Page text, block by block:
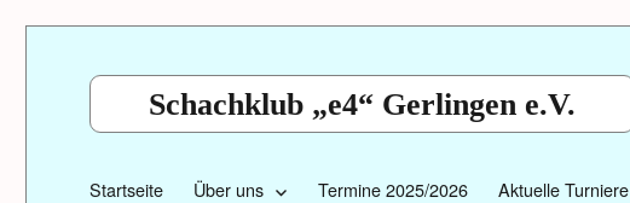
Schachklub „e4“ Gerlingen e.V.
Startseite Über uns Termine 2025/2026 Aktuelle Turniere